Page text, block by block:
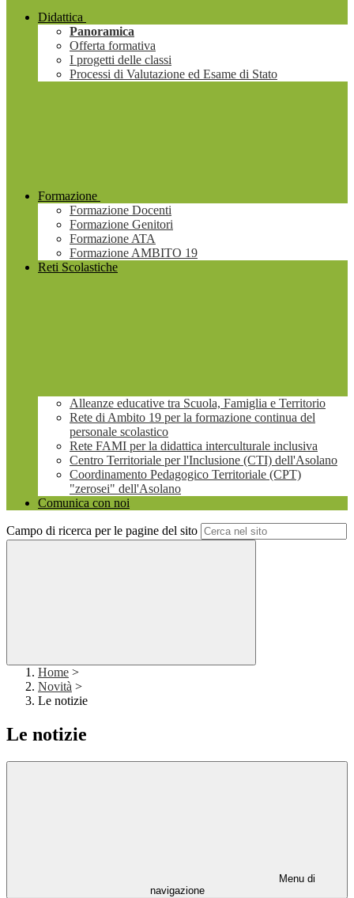
Didattica
Panoramica
Offerta formativa
I progetti delle classi
Processi di Valutazione ed Esame di Stato
Formazione
Formazione Docenti
Formazione Genitori
Formazione ATA
Formazione AMBITO 19
Reti Scolastiche
Alleanze educative tra Scuola, Famiglia e Territorio
Rete di Ambito 19 per la formazione continua del
personale scolastico
Rete FAMI per la didattica interculturale inclusiva
Centro Territoriale per l'Inclusione (CTI) dell'Asolano
Coordinamento Pedagogico Territoriale (CPT)
"zerosei" dell'Asolano
Comunica con noi
Campo di ricerca per le pagine del sito
Home >
Novità >
Le notizie
Le notizie
Menu di
navigazione